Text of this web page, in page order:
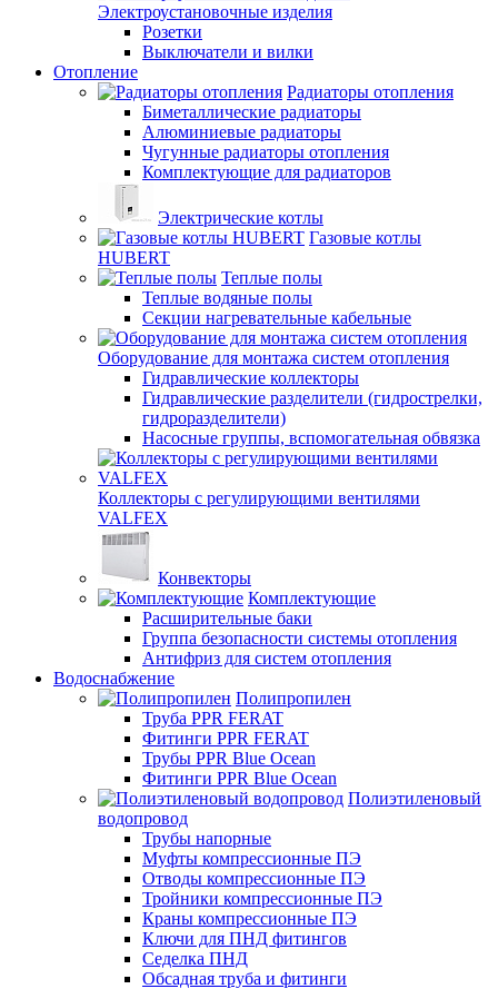
Электроустановочные изделия
Розетки
Выключатели и вилки
Отопление
Радиаторы отопления
Биметаллические радиаторы
Алюминиевые радиаторы
Чугунные радиаторы отопления
Комплектующие для радиаторов
Электрические котлы
Газовые котлы
HUBERT
Теплые полы
Теплые водяные полы
Секции нагревательные кабельные
Оборудование для монтажа систем отопления
Гидравлические коллекторы
Гидравлические разделители (гидрострелки,
гидроразделители)
Насосные группы, вспомогательная обвязка
Коллекторы с регулирующими вентилями
VALFEX
Конвекторы
Комплектующие
Расширительные баки
Группа безопасности системы отопления
Антифриз для систем отопления
Водоснабжение
Полипропилен
Труба PPR FERAT
Фитинги PPR FERAT
Трубы PPR Blue Ocean
Фитинги PPR Blue Ocean
Полиэтиленовый
водопровод
Трубы напорные
Муфты компрессионные ПЭ
Отводы компрессионные ПЭ
Тройники компрессионные ПЭ
Краны компрессионные ПЭ
Ключи для ПНД фитингов
Седелка ПНД
Обсадная труба и фитинги